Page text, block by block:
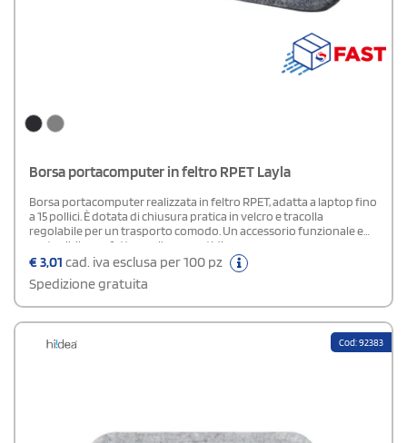
Borsa portacomputer in feltro RPET Layla
Borsa portacomputer realizzata in feltro RPET, adatta a laptop fino
a 15 pollici. È dotata di chiusura pratica in velcro e tracolla
regolabile per un trasporto comodo. Un accessorio funzionale e
sostenibile, perfetto per l’uso quotidiano.
€3,01 cad. iva esclusa per 100 pz
Spedizione gratuita
Cod: 92383